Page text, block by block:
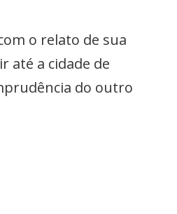
o relato de sua
até a cidade de
do outro